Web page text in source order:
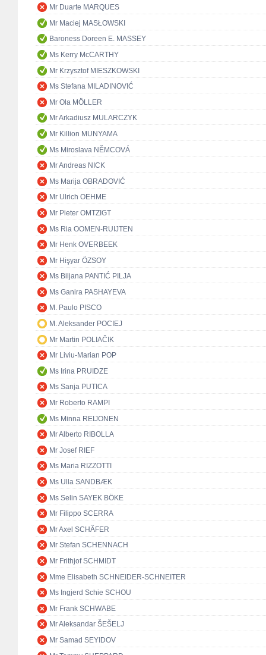
Mr Duarte MARQUES
Mr Maciej MASŁOWSKI
Baroness Doreen E. MASSEY
Ms Kerry McCARTHY
Mr Krzysztof MIESZKOWSKI
Ms Stefana MILADINOVIĆ
Mr Ola MÖLLER
Mr Arkadiusz MULARCZYK
Mr Killion MUNYAMA
Ms Miroslava NĚMCOVÁ
Mr Andreas NICK
Ms Marija OBRADOVIĆ
Mr Ulrich OEHME
Mr Pieter OMTZIGT
Ms Ria OOMEN-RUIJTEN
Mr Henk OVERBEEK
Mr Hişyar ÖZSOY
Ms Biljana PANTIĆ PILJA
Ms Ganira PASHAYEVA
M. Paulo PISCO
M. Aleksander POCIEJ
Mr Martin POLIAČIK
Mr Liviu-Marian POP
Ms Irina PRUIDZE
Ms Sanja PUTICA
Mr Roberto RAMPI
Ms Minna REIJONEN
Mr Alberto RIBOLLA
Mr Josef RIEF
Ms Maria RIZZOTTI
Ms Ulla SANDBÆK
Ms Selin SAYEK BÖKE
Mr Filippo SCERRA
Mr Axel SCHÄFER
Mr Stefan SCHENNACH
Mr Frithjof SCHMIDT
Mme Elisabeth SCHNEIDER-SCHNEITER
Ms Ingjerd Schie SCHOU
Mr Frank SCHWABE
Mr Aleksandar ŠEŠELJ
Mr Samad SEYIDOV